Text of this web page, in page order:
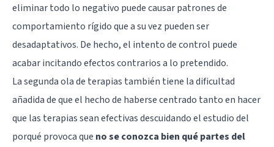
eliminar todo lo negativo puede causar patrones de
comportamiento rígido que a su vez pueden ser
desadaptativos. De hecho, el intento de control puede
acabar incitando efectos contrarios a lo pretendido.
La segunda ola de terapias también tiene la dificultad
añadida de que el hecho de haberse centrado tanto en hacer
que las terapias sean efectivas descuidando el estudio del
porqué provoca que no se conozca bien qué partes del